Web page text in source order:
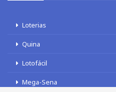
Loterias
Quina
Lotofácil
Mega-Sena